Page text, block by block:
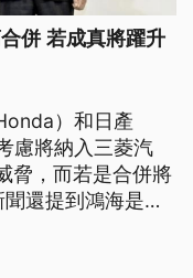
併 若成真將躍升
）和日產
慮將納入三菱汽
脅，而若是合併將
還提到鴻海是促
包括合作在​​內的各